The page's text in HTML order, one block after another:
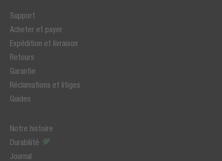
Support
Acheter et payer
Expédition et livraison
Retours
Garantie
Réclamations et litiges
Guides
Notre histoire
Durabilité
Journal